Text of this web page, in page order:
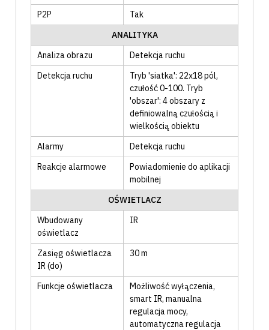
P2P
Tak
ANALITYKA
Analiza obrazu
Detekcja ruchu
Detekcja ruchu
Tryb 'siatka': 22x18 pól,
czułość 0-100. Tryb
'obszar': 4 obszary z
definiowalną czułością i
wielkością obiektu
Alarmy
Detekcja ruchu
Reakcje alarmowe
Powiadomienie do aplikacji
mobilnej
OŚWIETLACZ
Wbudowany
oświetlacz
IR
Zasięg oświetlacza
IR (do)
30m
Funkcje oświetlacza Możliwość wyłączenia,
smart IR, manualna
regulacja mocy,
automatyczna regulacja